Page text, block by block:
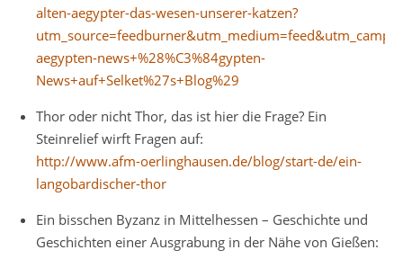
alten-aegypter-das-wesen-unserer-katzen?
aegypten-news+%28%C3%84gypten-
News+auf+Selket%27s+Blog%29
Thor oder nicht Thor, das ist hier die Frage? Ein
Steinrelief wirft Fragen auf:
http://www.afm-oerlinghausen.de/blog/start-de/ein-
langobardischer-thor
Ein bisschen Byzanz in Mittelhessen – Geschichte und
Geschichten einer Ausgrabung in der Nähe von Gießen: